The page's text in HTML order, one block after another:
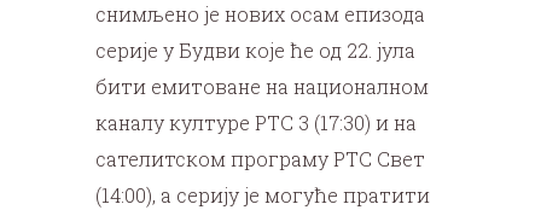
снимљено је нових осам епизода
серије у Будви које ће од 22. јула
бити емитоване на националном
каналу културе РТС 3 (17:30) и на
сателитском програму РТС Свет
(14:00), а серију је могуће пратити